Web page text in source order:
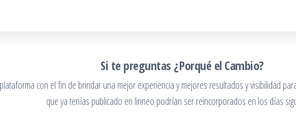
Si te preguntas ¿Porqué el Cambio?
con el fin de brindar una mejor experiencia y mejores resultados y visibilidad
que ya tenías publicado en linneo podrían ser reincorporados en los días